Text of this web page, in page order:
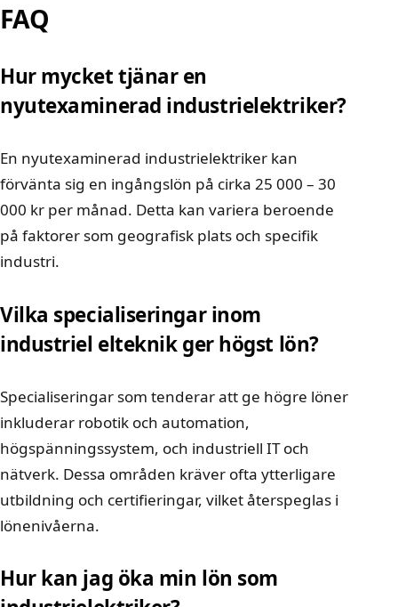
FAQ
Hur mycket tjänar en
nyutexaminerad industrielektriker?
En nyutexaminerad industrielektriker kan
förvänta sig en ingångslön på cirka 25 000 – 30
000 kr per månad. Detta kan variera beroende
på faktorer som geografisk plats och specifik
industri.
Vilka specialiseringar inom
industriel elteknik ger högst lön?
Specialiseringar som tenderar att ge högre löner
inkluderar robotik och automation,
högspänningssystem, och industriell IT och
nätverk. Dessa områden kräver ofta ytterligare
utbildning och certifieringar, vilket återspeglas i
lönenivåerna.
Hur kan jag öka min lön som